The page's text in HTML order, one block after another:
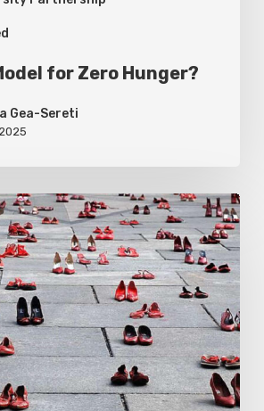
for Zero Hunger?
Gea-Sereti